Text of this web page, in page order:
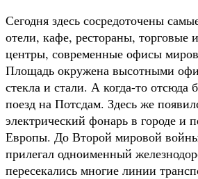
Сегодня здесь сосредоточены
отели, кафе, рестораны, торговые
центры, современные офисы
Площадь окружена высотными
стекла и стали. А когда-то
поезд на Потсдам. Здесь же
электрический фонарь в городе и
Европы. До Второй мировой
прилегал одноименный
пересекались многие линии